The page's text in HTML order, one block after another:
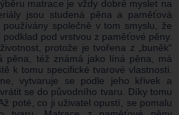
matrace je vždy dobré myslet na
jsou studená pěna a paměťová
společně v tom smyslu, že
pod vrstvou z paměťové pěny.
protože je tvořena z „buněk“
pěna, též známá jako líná pěna, má
k tomu specifické tvarové vlastnosti.
vytvaruje se podle jeho křivek a
se do původního tvaru. Díky tomu
poté, co ji uživatel opustí, se pomalu